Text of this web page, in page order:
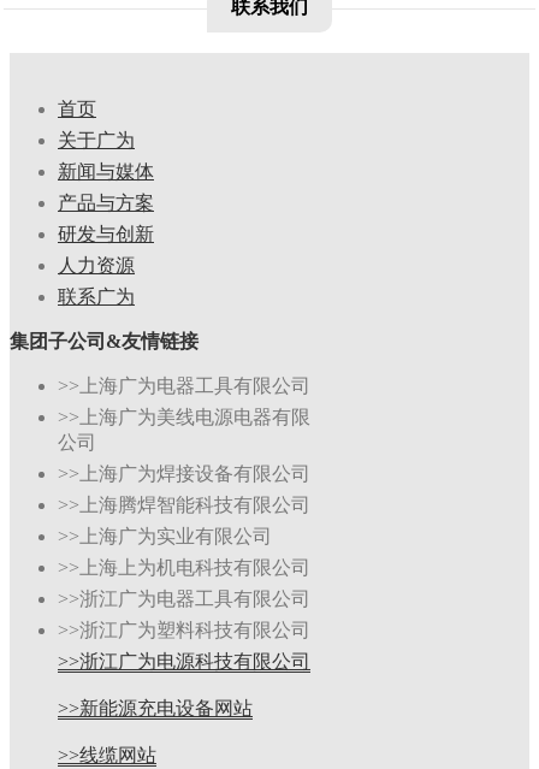
联系我们
首页
关于广为
新闻与媒体
产品与方案
研发与创新
人力资源
联系广为
集团子公司&友情链接
>>上海广为电器工具有限公司
>>上海广为美线电源电器有限
公司
>>上海广为焊接设备有限公司
>>上海腾焊智能科技有限公司
>>上海广为实业有限公司
>>上海上为机电科技有限公司
>>浙江广为电器工具有限公司
>>浙江广为塑料科技有限公司
>>浙江广为电源科技有限公司
>>新能源充电设备网站
>>线缆网站